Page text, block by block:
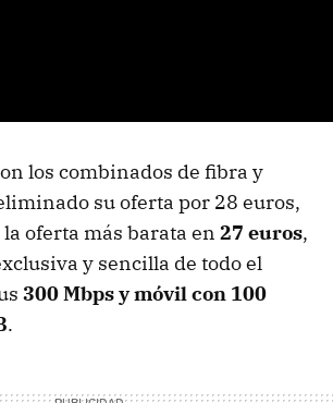
los combinados de fibra y
su oferta por 28 euros,
oferta más barata en 27 euros,
y sencilla de todo el
300 Mbps y móvil con 100
.